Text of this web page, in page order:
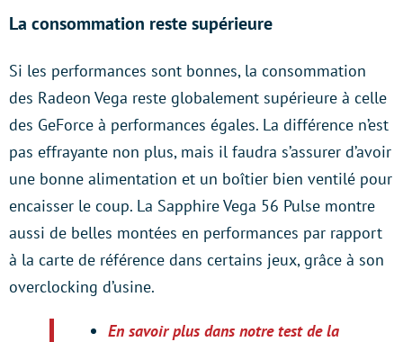
La consommation reste supérieure
Si les performances sont bonnes, la consommation
des Radeon Vega reste globalement supérieure à celle
des GeForce à performances égales. La différence n’est
pas effrayante non plus, mais il faudra s’assurer d’avoir
une bonne alimentation et un boîtier bien ventilé pour
encaisser le coup. La Sapphire Vega 56 Pulse montre
aussi de belles montées en performances par rapport
à la carte de référence dans certains jeux, grâce à son
overclocking d’usine.
En savoir plus dans notre test de la